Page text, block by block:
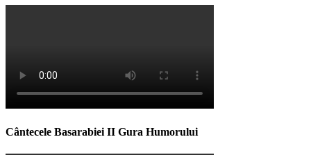
Cântecele Basarabiei II Gura Humorului